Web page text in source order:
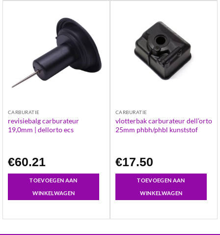
CARBURATIE
revisiebalg carburateur
19,0mm | dellorto ecs
€60.21
TOEVOEGEN AAN
WINKELWAGEN
CARBURATIE
vlotterbak carburateur dell’orto
25mm phbh/phbl kunststof
€17.50
TOEVOEGEN AAN
WINKELWAGEN